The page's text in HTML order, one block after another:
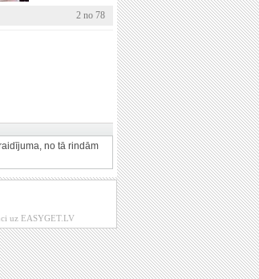
2 no 78
no tā rindām
uz EASYGET.LV